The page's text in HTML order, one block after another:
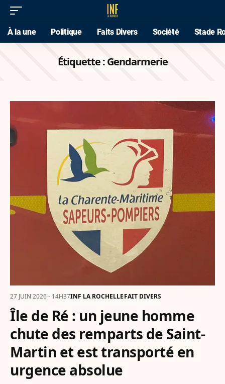
À la une Politique Faits Divers Société Stade
Étiquette :Gendarmerie
27 JUIN 2026 - 14H37INF LA ROCHELLEFAIT DIVERS
Île de Ré : un jeune homme
chute des remparts de Saint-
Martin et est transporté en
urgence absolue